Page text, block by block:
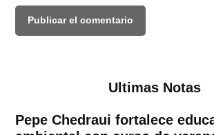
Ultimas Notas
Pepe Chedraui fortalece